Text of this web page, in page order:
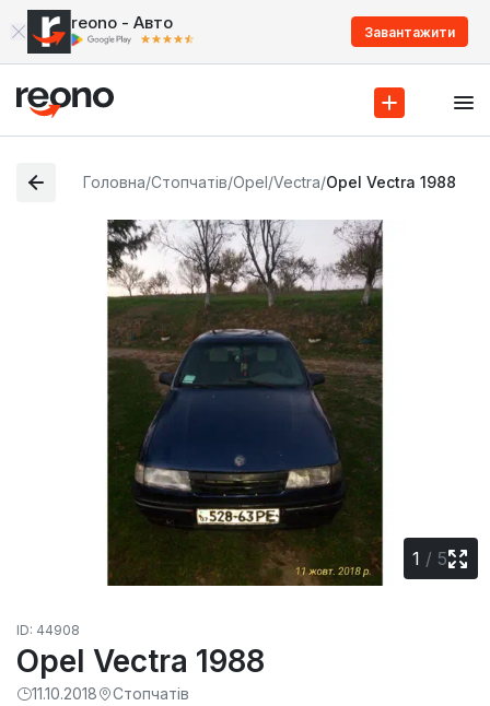
reono - Авто Завантажити
Головна/Стопчатів/Opel/Vectra/Opel Vectra 1988
1 / 5
ID: 44908
Opel Vectra 1988
11.10.2018 Стопчатів